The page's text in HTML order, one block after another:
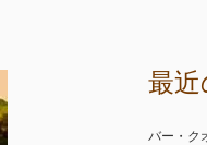
最近
バー・ク